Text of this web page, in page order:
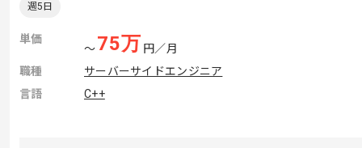
週5日
単価
〜75万 円／月
職種
サーバーサイドエンジニア
言語
C++